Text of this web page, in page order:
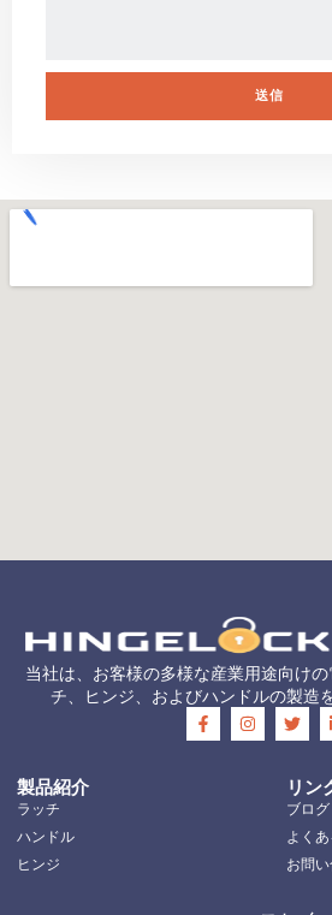
送信
当社は、お客様の多様な産業用途向け
チ、ヒンジ、およびハンドルの製造
製品紹介
ラッチ
ハンドル
ヒンジ
リン
ブログ
よく
お問